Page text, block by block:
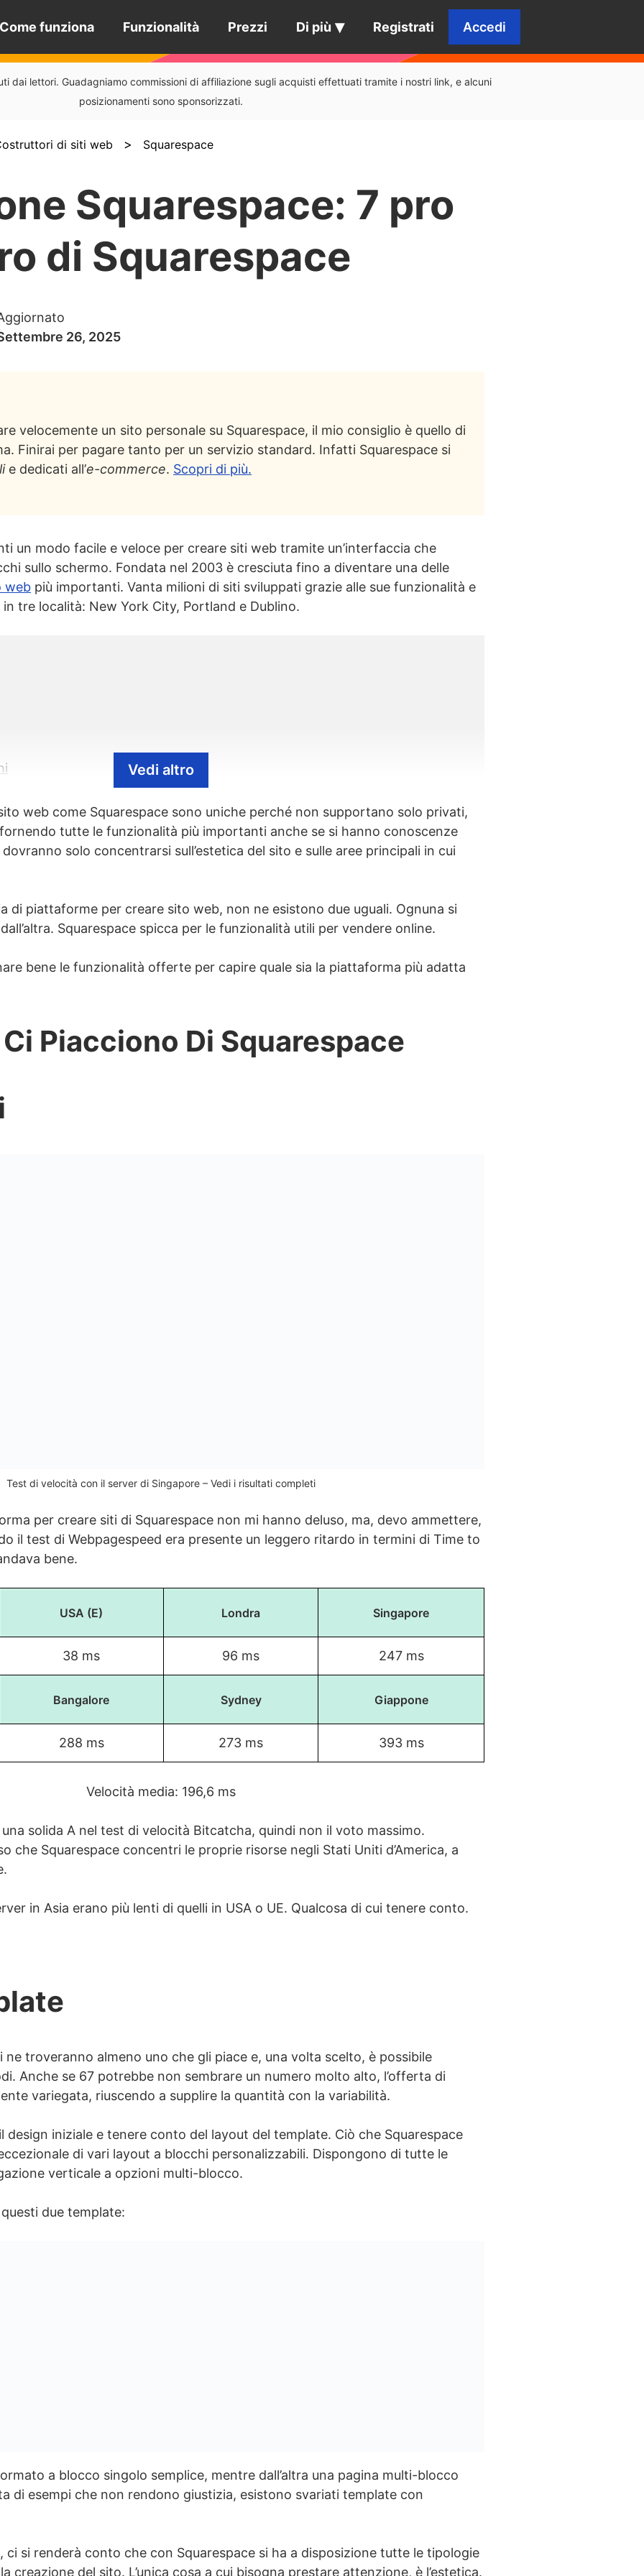
Come funziona Funzionalità Prezzi Di più Registrati Accedi
dai lettori. Guadagniamo commissioni di affiliazione sugli acquisti effettuati tramite i nostri link, e alcuni
posizionamenti sono sponsorizzati.
di siti web > Squarespace
Squarespace: 7 pro
di Squarespace
26, 2025
velocemente un sito personale su Squarespace, il mio consiglio è quello di
Finirai per pagare tanto per un servizio standard. Infatti Squarespace si
e dedicati all’e-commerce. Scopri di più.
un modo facile e veloce per creare siti web tramite un’interfaccia che
sullo schermo. Fondata nel 2003 è cresciuta fino a diventare una delle
web più importanti. Vanta milioni di siti sviluppati grazie alle sue funzionalità e
tre località: New York City, Portland e Dublino.
Vedi altro
web come Squarespace sono uniche perché non supportano solo privati,
fornendo tutte le funzionalità più importanti anche se si hanno conoscenze
solo concentrarsi sull’estetica del sito e sulle aree principali in cui
di piattaforme per creare sito web, non ne esistono due uguali. Ognuna si
Squarespace spicca per le funzionalità utili per vendere online.
bene le funzionalità offerte per capire quale sia la piattaforma più adatta
Piacciono Di Squarespace
Test di velocità con il server di Singapore – Vedi i risultati completi
per creare siti di Squarespace non mi hanno deluso, ma, devo ammettere,
il test di Webpagespeed era presente un leggero ritardo in termini di Time to
bene.
USA (E) Londra Singapore
38 ms 96 ms 247 ms
Bangalore Sydney Giappone
288 ms 273 ms 393 ms
Velocità media: 196,6 ms
solida A nel test di velocità Bitcatcha, quindi non il voto massimo.
che Squarespace concentri le proprie risorse negli Stati Uniti d’America, a
in Asia erano più lenti di quelli in USA o UE. Qualcosa di cui tenere conto.
troveranno almeno uno che gli piace e, una volta scelto, è possibile
Anche se 67 potrebbe non sembrare un numero molto alto, l’offerta di
variegata, riuscendo a supplire la quantità con la variabilità.
design iniziale e tenere conto del layout del template. Ciò che Squarespace
di vari layout a blocchi personalizzabili. Dispongono di tutte le
verticale a opzioni multi-blocco.
due template:
a blocco singolo semplice, mentre dall’altra una pagina multi-blocco
di esempi che non rendono giustizia, esistono svariati template con
ci si renderà conto che con Squarespace si ha a disposizione tutte le tipologie
creazione del sito. L’unica cosa a cui bisogna prestare attenzione, è l’estetica.